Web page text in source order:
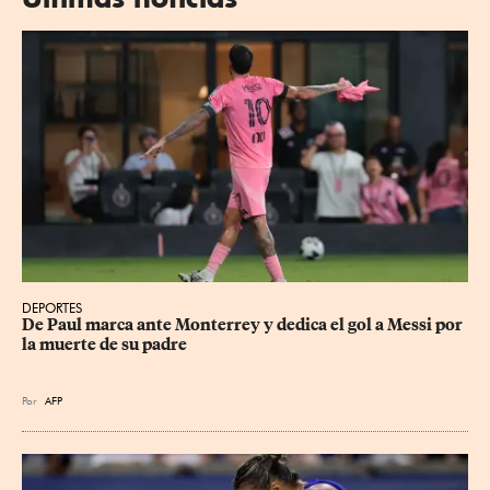
DEPORTES
De Paul marca ante Monterrey y dedica el gol a Messi por
la muerte de su padre
Por AFP